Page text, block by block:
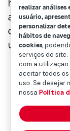
habitável do
agropecuário
com dados
utiliza 70%
A
realizar análises
usuário,
personalizar
hábitos de
cookies,
serviços do
com a
aceitar todos
uso. Se desejar
nossa Política